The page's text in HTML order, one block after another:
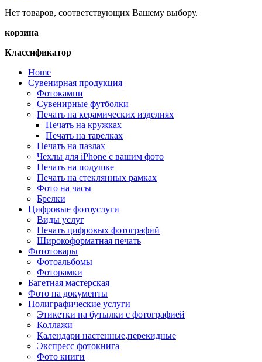
Нет товаров, соответствующих Вашему выбору.
корзина
Классификатор
Home
Сувенирная продукция
Фотокамни
Сувенирные футболки
Печать на керамических изделиях
Печать на кружках
Печать на тарелках
Печать на пазлах
Чехлы для iPhone с вашим фото
Печать на подушке
Печать на стеклянных рамках
Фото на часы
Брелки
Цифровые фотоуслуги
Виды услуг
Печать цифровых фотографий
Широкоформатная печать
Фототовары
Фотоальбомы
Фоторамки
Багетная мастерская
Фото на документы
Полиграфические услуги
Этикетки на бутылки c фотографией
Коллажи
Календари настенные,перекидные
Экспресс фотокнига
Фото книги